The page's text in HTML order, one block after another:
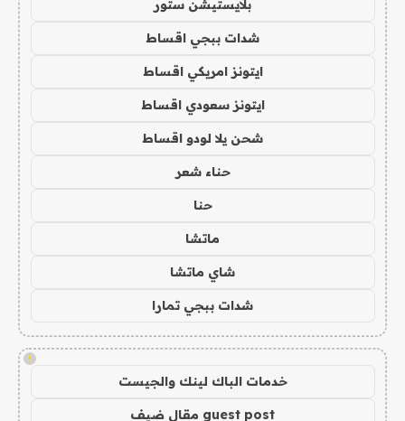
بلايستيشن ستور
شدات ببجي اقساط
ايتونز امريكي اقساط
ايتونز سعودي اقساط
شحن يلا لودو اقساط
حناء شعر
حنا
ماتشا
شاي ماتشا
شدات ببجي تمارا
!
خدمات الباك لينك والجيست
guest post مقال ضيف